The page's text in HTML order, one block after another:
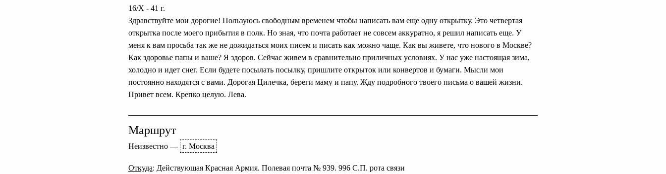
16/X - 41 г.
Здравствуйте мои дорогие! Пользуюсь свободным временем чтобы написать вам еще одну открытку. Это четвертая
открытка после моего прибытия в полк. Но зная, что почта работает не совсем аккуратно, я решил написать еще. У
меня к вам просьба так же не дожидаться моих писем и писать как можно чаще. Как вы живете, что нового в Москве?
Как здоровье папы и ваше? Я здоров. Сейчас живем в сравнительно приличных условиях. У нас уже настоящая зима,
холодно и идет снег. Если будете посылать посылку, пришлите открыток или конвертов и бумаги. Мысли мои
постоянно находятся с вами. Дорогая Цилечка, береги маму и папу. Жду подробного твоего письма о вашей жизни.
Привет всем. Крепко целую. Лева.
Маршрут
Неизвестно— г. Москва
Откуда: Действующая Красная Армия. Полевая почта № 939. 996 С.П. рота связи